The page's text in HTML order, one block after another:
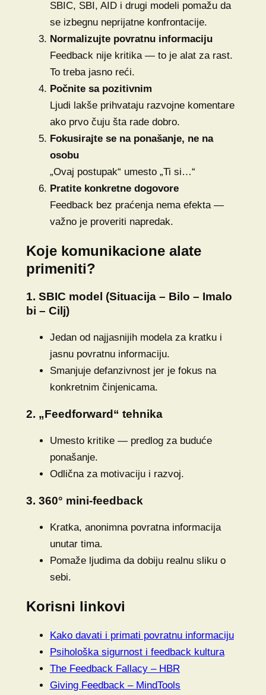
SBIC, SBI, AID i drugi modeli pomažu da
se izbegnu neprijatne konfrontacije.
Normalizujte povratnu informaciju
Feedback nije kritika — to je alat za rast.
To treba jasno reći.
Počnite sa pozitivnim
Ljudi lakše prihvataju razvojne komentare
ako prvo čuju šta rade dobro.
Fokusirajte se na ponašanje, ne na
osobu
„Ovaj postupak“ umesto „Ti si…“
Pratite konkretne dogovore
Feedback bez praćenja nema efekta —
važno je proveriti napredak.
Koje komunikacione alate
primeniti?
1. SBIC model (Situacija – Bilo – Imalo
bi – Cilj)
Jedan od najjasnijih modela za kratku i
jasnu povratnu informaciju.
Smanjuje defanzivnost jer je fokus na
konkretnim činjenicama.
2. „Feedforward“ tehnika
Umesto kritike — predlog za buduće
ponašanje.
Odlična za motivaciju i razvoj.
3. 360° mini-feedback
Kratka, anonimna povratna informacija
unutar tima.
Pomaže ljudima da dobiju realnu sliku o
sebi.
Korisni linkovi
Kako davati i primati povratnu informaciju
Psihološka sigurnost i feedback kultura
The Feedback Fallacy – HBR
Giving Feedback – MindTools